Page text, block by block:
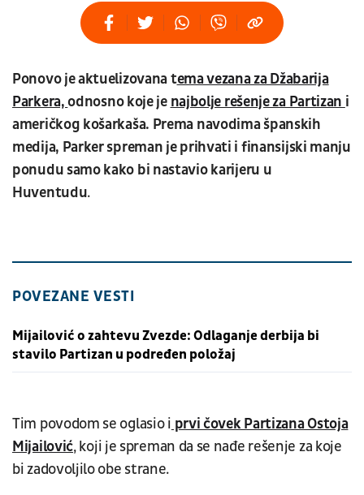
Ponovo je aktuelizovana tema vezana za Džabarija
Parkera,odnosno koje je najbolje rešenje za Partizan i
američkog košarkaša. Prema navodima španskih
medija, Parker spreman je prihvati i finansijski manju
ponudu samo kako bi nastavio karijeru u
Huventudu.
POVEZANE VESTI
Mijailović o zahtevu Zvezde: Odlaganje derbija bi
stavilo Partizan u podređen položaj
Tim povodom se oglasio i prvi čovek Partizana Ostoja
Mijailović, koji je spreman da se nađe rešenje za koje
bi zadovoljilo obe strane.